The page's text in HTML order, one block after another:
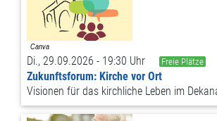
Di., 29.09.2026 - 19:30 Uhr Freie Plätze
Zukunftsforum: Kirche vor Ort
Visionen für das kirchliche Leben im